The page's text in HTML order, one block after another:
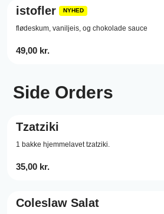
istofler NYHED
flødeskum, vaniljeis, og chokolade sauce
49,00 kr.
Side Orders
Tzatziki
1 bakke hjemmelavet tzatziki.
35,00 kr.
Coleslaw Salat